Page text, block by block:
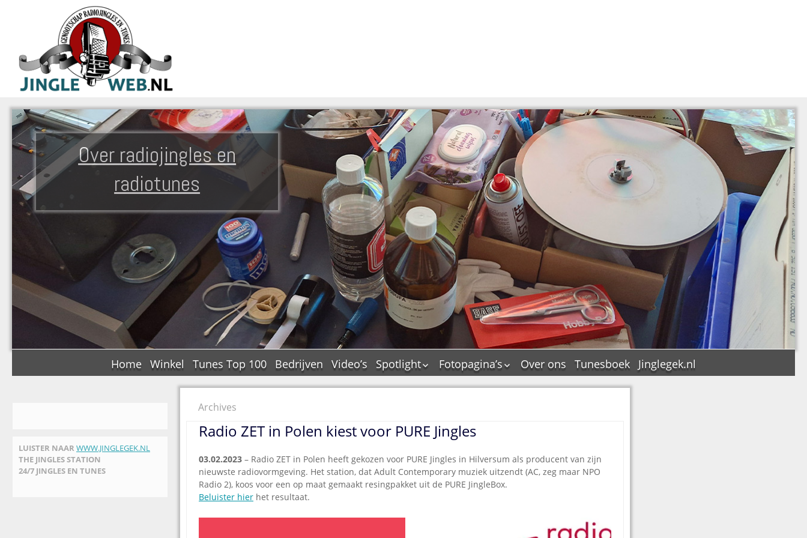
Over radiojingles en
radiotunes
Home Winkel Tunes Top 100 Bedrijven Video’s
Spotlight
De Tourflitsjingle –
tags
Dallas jingle city
De Tourtune
Ferry Maat 65
Ferry Maat interview
Fotopagina’s
JAM in pictures
Pepper & Tanner in
Top Format in
pictures
Dik Voormekaar in
Over ons Tunesboek Jinglegek.nl
LUISTER NAAR WWW.JINGLEGEK.NL
THE JINGLES STATION
24/7 JINGLES EN TUNES
Archives
Radio ZET in Polen kiest voor PURE Jingles
03.02.2023 – Radio ZET in Polen heeft gekozen voor PURE Jingles in Hilversum als producent van zijn
nieuwste radiovormgeving. Het station, dat Adult Contemporary muziek uitzendt (AC, zeg maar NPO
Radio 2), koos voor een op maat gemaakt resingpakket uit de PURE JingleBox.
Beluister hier het resultaat.